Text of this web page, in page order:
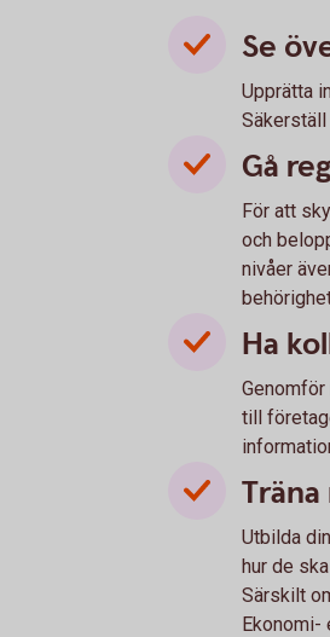
Se
Upprätta
Gå
För att
och
nivåer
Ha
till
Utbilda
hur de
Särskilt
Ekonomi-